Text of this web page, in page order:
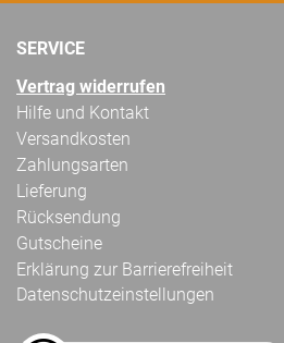
SERVICE
Vertrag widerrufen
Hilfe und Kontakt
Versandkosten
Zahlungsarten
Lieferung
Rücksendung
Gutscheine
Erklärung zur Barrierefreiheit
Datenschutzeinstellungen